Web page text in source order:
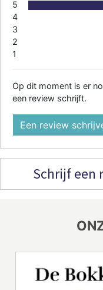
5
4
3
2
1
Op dit moment is er
een review schrijft.
Een review
Schrijf een